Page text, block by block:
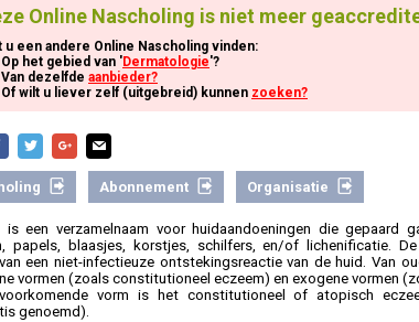
Online Nascholing is niet meer
u een andere Online Nascholing vinden:
Op het gebied van 'Dermatologie'?
Van dezelfde aanbieder?
Of wilt u liever zelf (uitgebreid) kunnen zoeken?
Abonnement Organisatie
is een verzamelnaam voor huidaandoeningen die gepaard
papels, blaasjes, korstjes, schilfers, en/of lichenificatie.
een niet-infectieuze ontstekingsreactie van de huid. Van
vormen (zoals constitutioneel eczeem) en exogene vormen
vorm is het constitutioneel of atopisch
genoemd).